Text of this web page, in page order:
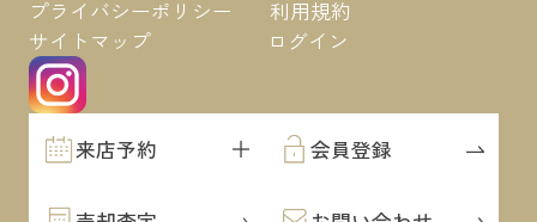
プライバシーポリシー
利用規約
サイトマップ
ログイン
来店予約 会員登録